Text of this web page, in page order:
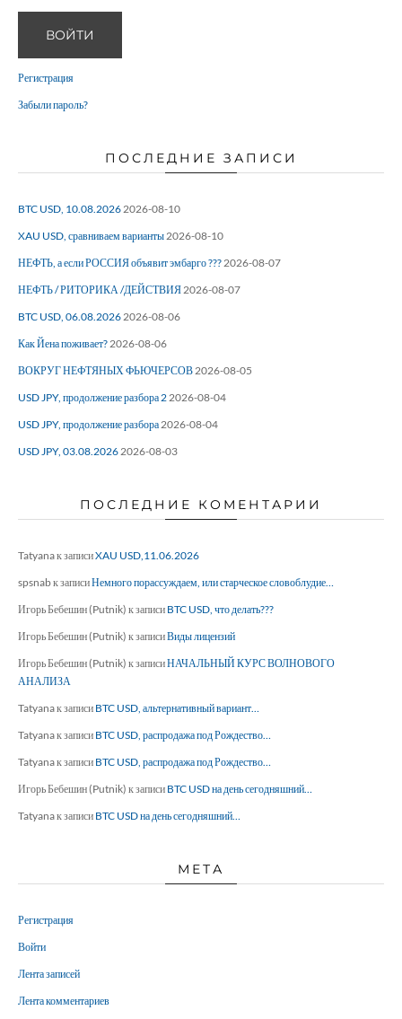
ВОЙТИ
Регистрация
Забыли пароль?
ПОСЛЕДНИЕ ЗАПИСИ
BTC USD, 10.08.20262026-08-10
XAU USD, сравниваем варианты2026-08-10
НЕФТЬ, а если РОССИЯ объявит эмбарго ???2026-08-07
НЕФТЬ / РИТОРИКА /ДЕЙСТВИЯ2026-08-07
BTC USD, 06.08.20262026-08-06
Как Йена поживает?2026-08-06
ВОКРУГ НЕФТЯНЫХ ФЬЮЧЕРСОВ2026-08-05
USD JPY, продолжение разбора 22026-08-04
USD JPY, продолжение разбора2026-08-04
USD JPY, 03.08.20262026-08-03
ПОСЛЕДНИЕ КОМЕНТАРИИ
Tatyanaк записиXAU USD,11.06.2026
spsnabк записиНемного порассуждаем, или старческое словоблудие…
Игорь Бебешин (Putnik) к записи BTC USD, что делать???
Игорь Бебешин (Putnik) к записиВиды лицензий
Игорь Бебешин (Putnik) к записиНАЧАЛЬНЫЙ КУРС ВОЛНОВОГО
АНАЛИЗА
Tatyanaк записи BTC USD, альтернативный вариант…
Tatyanaк записи BTC USD, распродажа под Рождество…
Tatyanaк записи BTC USD, распродажа под Рождество…
Игорь Бебешин (Putnik) к записи BTC USD на день сегодняшний…
Tatyanaк записи BTC USD на день сегодняшний…
МЕТА
Регистрация
Войти
Лента записей
Лента комментариев